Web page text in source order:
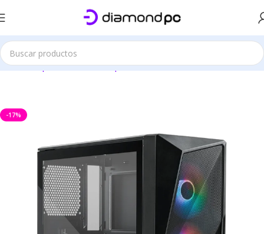
Inicio Componentes de Computación Gabinetes Gabinetes ATX
-17%
Este sitio es solo demostrativo